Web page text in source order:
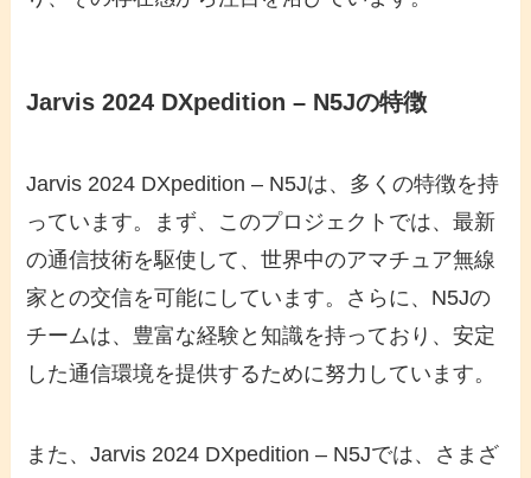
Jarvis 2024 DXpedition – N5Jの特徴
Jarvis 2024 DXpedition – N5Jは、多くの特徴を持
っています。まず、このプロジェクトでは、最新
の通信技術を駆使して、世界中のアマチュア無線
家との交信を可能にしています。さらに、N5Jの
チームは、豊富な経験と知識を持っており、安定
した通信環境を提供するために努力しています。
また、Jarvis 2024 DXpedition – N5Jでは、さまざ